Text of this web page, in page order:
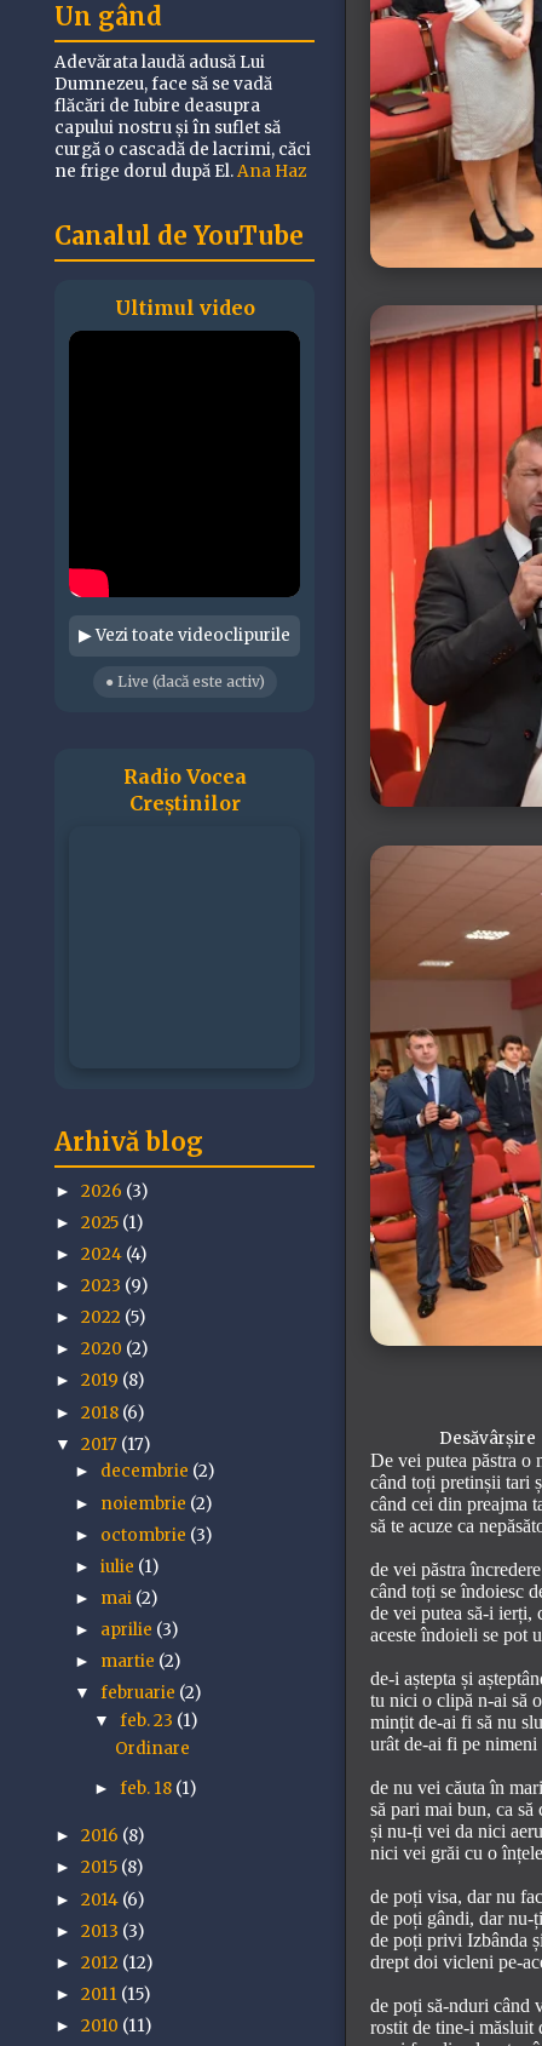
Desăvârșire
De vei putea păstra o
când toți pretinșii tari
când cei din preajma
să te acuze ca
de vei păstra
când toți se îndoiesc
de vei putea să-i ierți,
aceste îndoieli se pot
de-i aștepta și
tu nici o clipă n-ai să
mințit de-ai fi să nu
urât de-ai fi pe nimeni
de nu vei căuta în
să pari mai bun, ca să
și nu-ți vei da nici
nici vei grăi cu o
de poți visa, dar nu
de poți gândi, dar nu-
de poți privi Izbânda
drept doi vicleni pe-
de poți să-nduri când
rostit de tine-i măsluit
Un gând
Adevărata laudă adusă Lui
Dumnezeu, face să se vadă
flăcări de Iubire deasupra
capului nostru și în suflet să
curgă o cascadă de lacrimi, căci
ne frige dorul după El.Ana Haz
Canalul de YouTube
Ultimul video
▶ Vezi toate videoclipurile
● Live (dacă este activ)
Radio Vocea
Creștinilor
Arhivă blog
► 2026 (3)
► 2025 (1)
► 2024 (4)
► 2023 (9)
► 2022 (5)
► 2020 (2)
► 2019 (8)
► 2018 (6)
▼ 2017 (17)
► decembrie (2)
► noiembrie (2)
► octombrie (3)
►iulie (1)
► mai (2)
► aprilie (3)
► martie (2)
▼februarie (2)
▼feb. 23 (1)
Ordinare
►feb. 18 (1)
► 2016 (8)
► 2015 (8)
► 2014 (6)
► 2013 (3)
► 2012 (12)
► 2011 (15)
► 2010 (11)